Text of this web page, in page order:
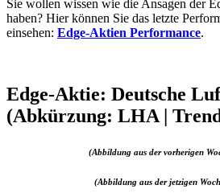
Sie wollen wissen wie die Ansagen der
haben? Hier können Sie das letzte
einsehen: Edge-Aktien Performance.
Edge-Aktie: Deutsche
(Abkürzung: LHA |
(Abbildung aus der vorherigen
(Abbildung aus der jetzigen